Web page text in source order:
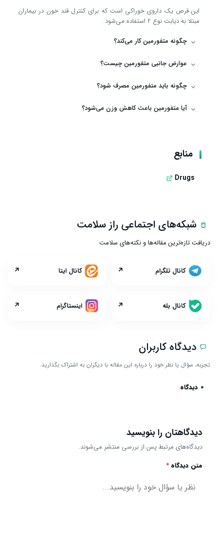
این قرص یک داروی خوراکی است که برای کنترل قند خون در بیماران
مبتلا به دیابت نوع 2 استفاده می‌شود.
چگونه متفورمین کار می‌کند؟
عوارض جانبی متفورمین چیست؟
چگونه باید متفورمین مصرف شود؟
آیا متفورمین باعث کاهش وزن می‌شود؟
منابع
Drugs
شبکه‌های اجتماعی راز سلامت
دریافت تازه‌ترین مقاله‌ها و نکته‌های سلامت
کانال تلگرام ↗ کانال ایتا ↗
کانال بله ↗ اینستاگرام ↗
دیدگاه کاربران
تجربه، سؤال یا نظر خود را درباره این مقاله با دیگران به اشتراک بگذارید.
0 دیدگاه
دیدگاهتان را بنویسید
دیدگاه‌های مرتبط پس از بررسی منتشر می‌شوند.
متن دیدگاه*